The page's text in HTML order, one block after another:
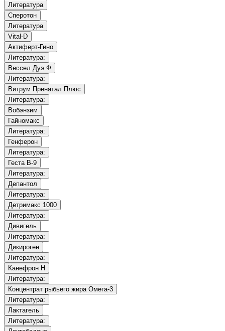
Литература
Сперотон
Литература
Vital-D
Актиферт-Гино
Литература:
Вессел Дуэ Ф
Литература:
Витрум Пренатал Плюс
Литература:
Вобэнзим
Гайномакс
Литература:
Генферон
Литература:
Геста B-9
Литература:
Депантол
Литература:
Детримакс 1000
Литература:
Дивигель
Литература:
Дикироген
Литература:
Канефрон Н
Литература:
Концентрат рыбьего жира Омега-3
Литература:
Лактагель
Литература: